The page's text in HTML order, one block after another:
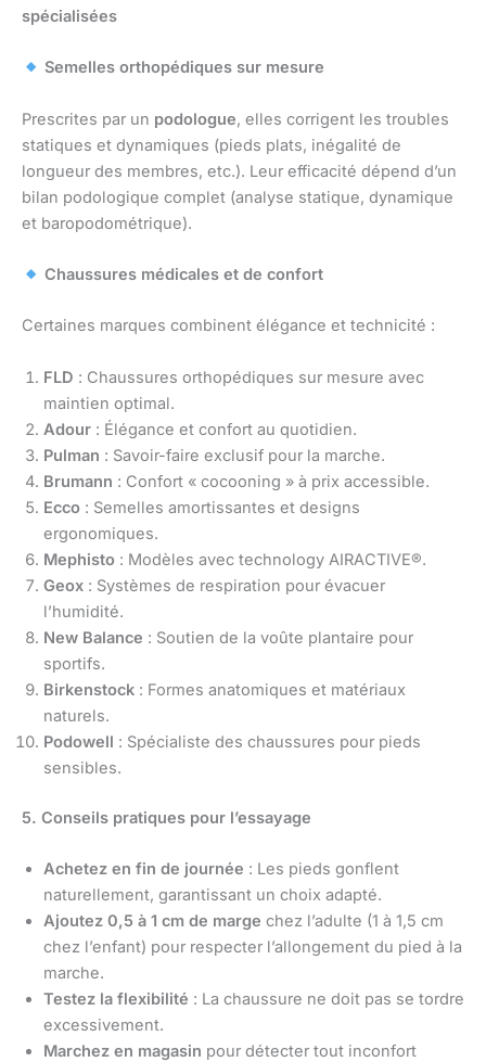
spécialisées
Semelles orthopédiques sur mesure
Prescrites par un podologue, elles corrigent les troubles
statiques et dynamiques (pieds plats, inégalité de
longueur des membres, etc.). Leur efficacité dépend d’un
bilan podologique complet (analyse statique, dynamique
et baropodométrique).
Chaussures médicales et de confort
Certaines marques combinent élégance et technicité :
FLD : Chaussures orthopédiques sur mesure avec
maintien optimal.
Adour : Élégance et confort au quotidien.
Pulman : Savoir-faire exclusif pour la marche.
Brumann : Confort « cocooning » à prix accessible.
Ecco : Semelles amortissantes et designs
ergonomiques.
Mephisto : Modèles avec technology AIRACTIVE®.
Geox : Systèmes de respiration pour évacuer
l’humidité.
New Balance : Soutien de la voûte plantaire pour
sportifs.
Birkenstock : Formes anatomiques et matériaux
naturels.
Podowell : Spécialiste des chaussures pour pieds
sensibles.
5. Conseils pratiques pour l’essayage
Achetez en fin de journée : Les pieds gonflent
naturellement, garantissant un choix adapté.
Ajoutez 0,5 à 1 cm de marge chez l’adulte (1 à 1,5 cm
chez l’enfant) pour respecter l’allongement du pied à la
marche.
Testez la flexibilité : La chaussure ne doit pas se tordre
excessivement.
Marchez en magasin pour détecter tout inconfort